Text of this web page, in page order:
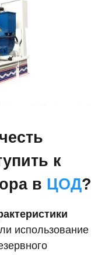
к
в ЦОД?
использование